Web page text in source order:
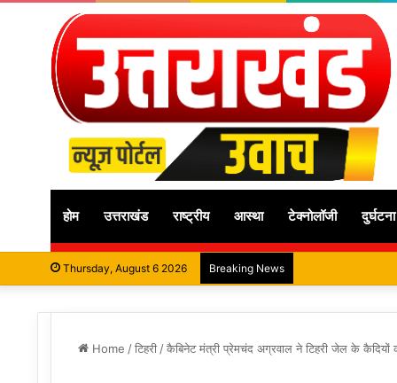
होम उत्तराखंड राष्ट्रीय आस्था टेक्नोलॉजी दुर्घटना
Thursday, August 6 2026 Breaking News
Home /टिहरी /कैबिनेट मंत्री प्रेमचंद अग्रवाल ने टिहरी जेल के कैदियों